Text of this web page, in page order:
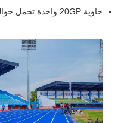
حاوية 20GP واحدة تحمل حوالي 1300 متر مربع